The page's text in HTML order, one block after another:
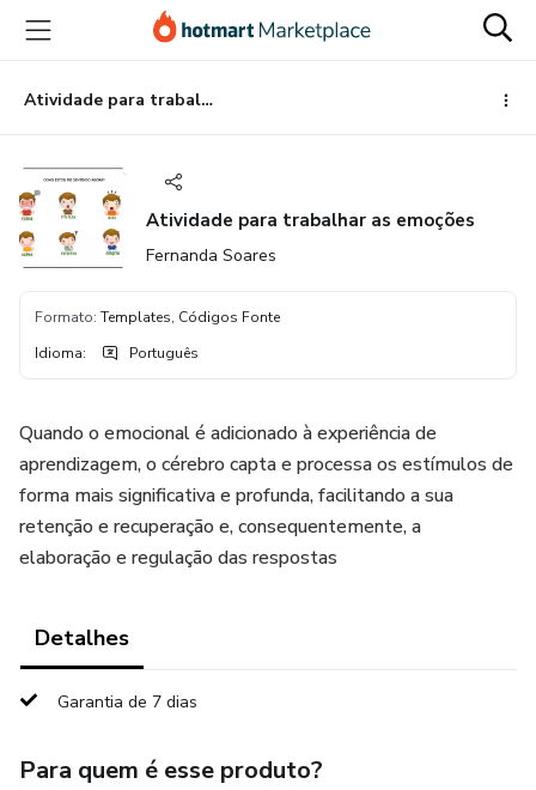
para
conteúdo
principal
para
pagamento
para
rodapé
Atividade para trabalhar as emoções
Atividade para trabalhar as emoções
Fernanda Soares
Formato: Templates, Códigos Fonte
Idioma: Português
Quando o emocional é adicionado à experiência de
aprendizagem, o cérebro capta e processa os estímulos de
forma mais significativa e profunda, facilitando a sua
retenção e recuperação e, consequentemente, a
elaboração e regulação das respostas
Detalhes
Garantia de 7 dias
Para quem é esse produto?